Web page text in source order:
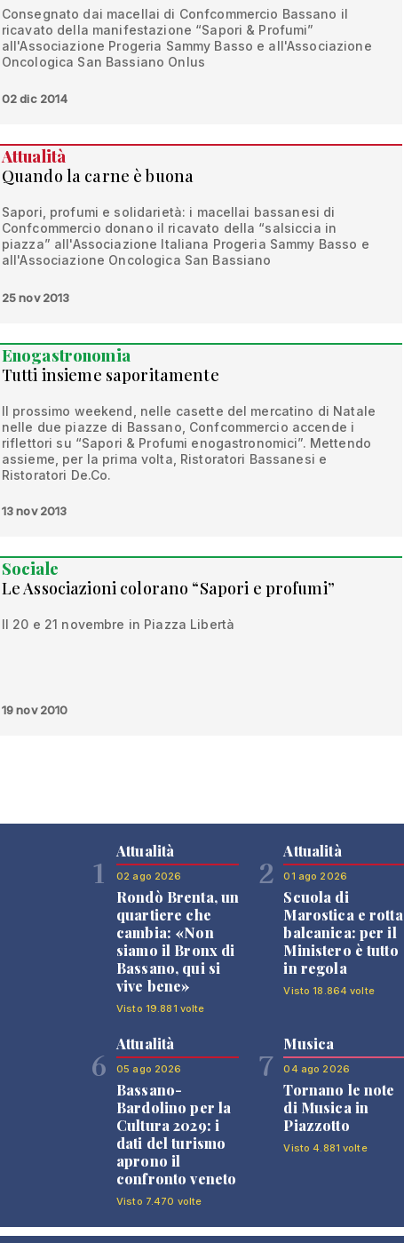
Consegnato dai macellai di Confcommercio Bassano il
ricavato della manifestazione “Sapori & Profumi”
all'Associazione Progeria Sammy Basso e all'Associazione
Oncologica San Bassiano Onlus
02 dic 2014
Attualità
Quando la carne è buona
Sapori, profumi e solidarietà: i macellai bassanesi di
Confcommercio donano il ricavato della “salsiccia in
piazza” all'Associazione Italiana Progeria Sammy Basso e
all'Associazione Oncologica San Bassiano
25 nov 2013
Enogastronomia
Tutti insieme saporitamente
Il prossimo weekend, nelle casette del mercatino di Natale
nelle due piazze di Bassano, Confcommercio accende i
riflettori su “Sapori & Profumi enogastronomici”. Mettendo
assieme, per la prima volta, Ristoratori Bassanesi e
Ristoratori De.Co.
13 nov 2013
Sociale
Le Associazioni colorano “Sapori e profumi”
Il 20 e 21 novembre in Piazza Libertà
19 nov 2010
1
Attualità
02 ago 2026
Rondò Brenta, un
quartiere che
cambia: «Non
siamo il Bronx di
Bassano, qui si
vive bene»
Visto 19.881 volte
2
Attualità
01 ago 2026
Scuola di
Marostica e rotta
balcanica: per il
Ministero è tutto
in regola
Visto 18.864 volte
6
Attualità
05 ago 2026
Bassano-
Bardolino per la
Cultura 2029: i
dati del turismo
aprono il
confronto veneto
Visto 7.470 volte
7
Musica
04 ago 2026
Tornano le note
di Musica in
Piazzotto
Visto 4.881 volte